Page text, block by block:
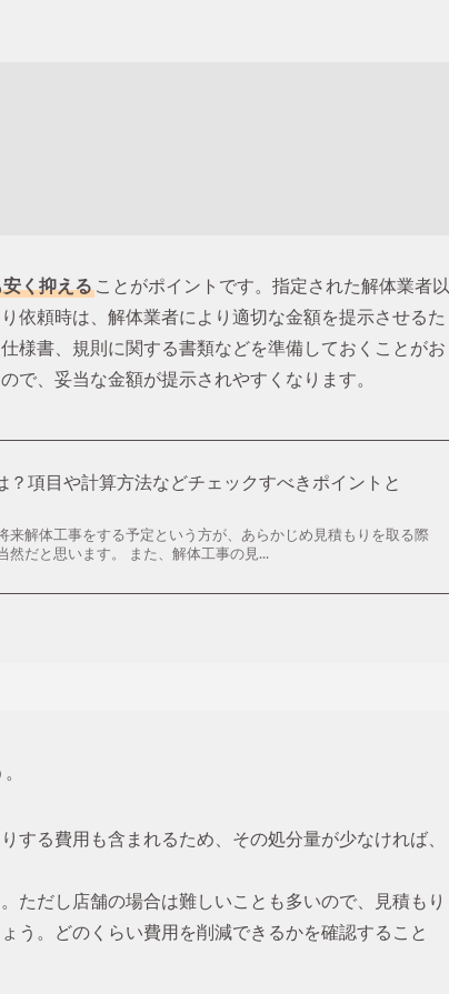
く抑える ことがポイントです。指定された解体業者以
依頼時は、解体業者により適切な金額を提示させるた
様書、規則に関する書類などを準備しておくことがお
で、妥当な金額が提示されやすくなります。
？項目や計算方法などチェックすべきポイントと
来解体工事をする予定という方が、あらかじめ見積もりを取る際
然だと思います。 また、解体工事の見...
する費用も含まれるため、その処分量が少なければ、
ただし店舗の場合は難しいことも多いので、見積もり
う。どのくらい費用を削減できるかを確認すること